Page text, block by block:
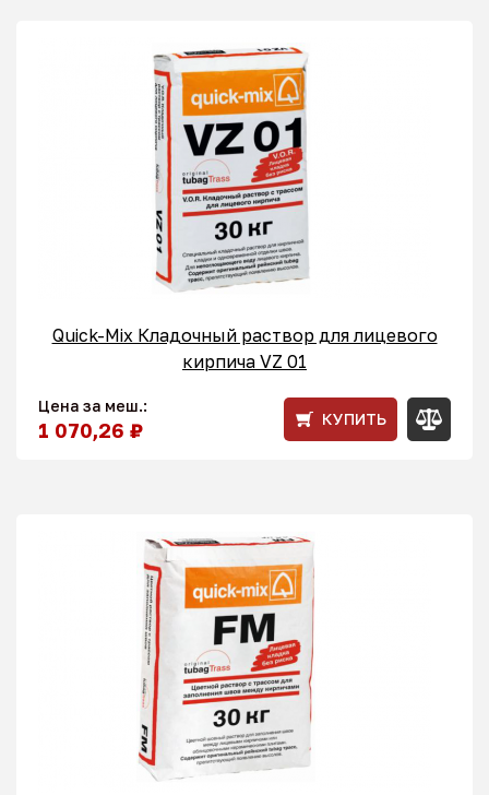
Quick-Mix Кладочный раствор для лицевого
кирпича VZ 01
Цена за меш.:
1 070,26 ₽ КУПИТЬ